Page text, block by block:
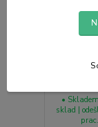
TITANIO-
•
sklad |